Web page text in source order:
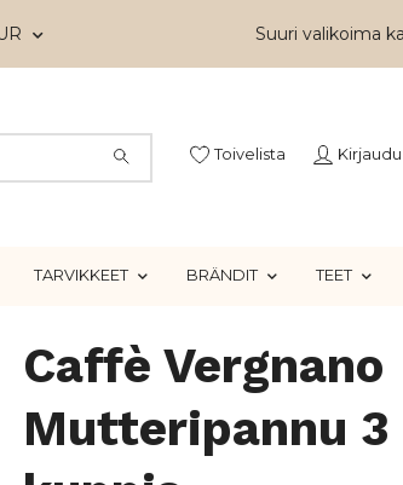
Suuri valikoima
Toivelista Kirjaudu
TARVIKKEET BRÄNDIT TEET
Caffè Vergnano
Mutteripannu 3